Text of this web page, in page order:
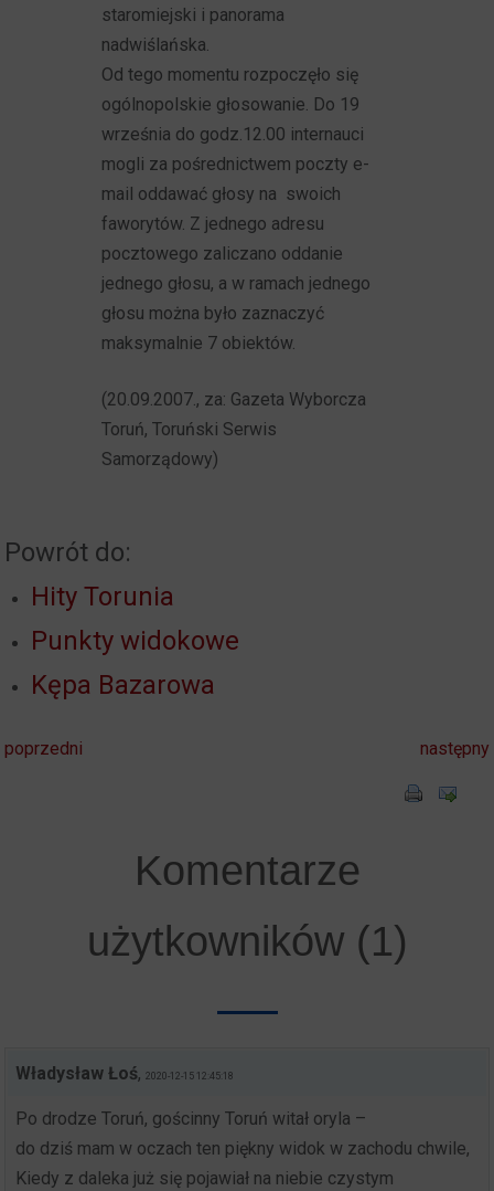
staromiejski i panorama
nadwiślańska.
Od tego momentu rozpoczęło się
ogólnopolskie głosowanie. Do 19
września do godz.12.00 internauci
mogli za pośrednictwem poczty e-
mail oddawać głosy na swoich
faworytów. Z jednego adresu
pocztowego zaliczano oddanie
jednego głosu, a w ramach jednego
głosu można było zaznaczyć
maksymalnie 7 obiektów.
(20.09.2007., za: Gazeta Wyborcza
Toruń, Toruński Serwis
Samorządowy)
Powrót do:
Hity Torunia
Punkty widokowe
Kępa Bazarowa
poprzedni następny
Komentarze
użytkowników (1)
Władysław Łoś,2020-12-15 12:45:18
Po drodze Toruń, gościnny Toruń witał oryla –
do dziś mam w oczach ten piękny widok w zachodu chwile,
Kiedy z daleka już się pojawiał na niebie czystym